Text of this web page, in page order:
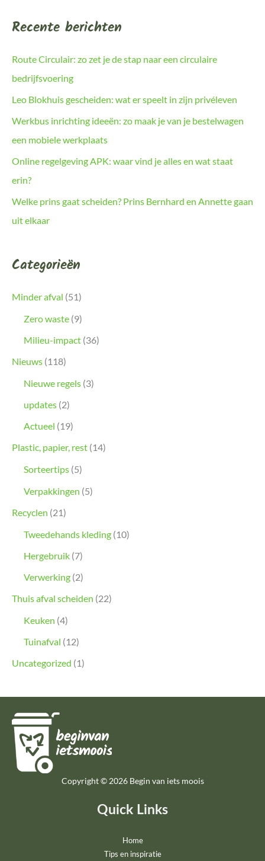
Recente berichten
Route Circulair: zo zet je de stap naar een circulaire
bedrijfsvoering
Leo Blokhuis gescheiden: wat er speelt in zijn privéleven
Werkbus inrichting ideeën: zo maak je van je bestelwagen
een mobiele werkplaats
Online regelgeving APK: waar vind je alles en wat staat
erin?
Welke prins gaat scheiden? Prins Bernhard en Annette gaan
uit elkaar
Categorieën
Minder afval (51)
Zero waste (9)
Milieu-impact (36)
Nieuws (118)
Nieuwe regels (3)
updates (2)
Actueel (19)
Plastic, papier, rest (14)
Sorteertips (5)
Verpakkingen (5)
Recyclen (21)
Tweedehands kleding (10)
Hergebruik (7)
Verwerking (2)
Thuis afval scheiden (22)
Keuken (4)
Tuinafval (12)
Uncategorized (1)
Copyright © 2026 Begin van iets moois
Quick Links
Home
Tips en inspiratie